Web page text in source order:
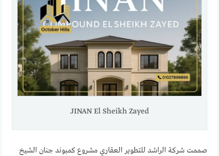
JINAN El Sheikh Zayed
صممت شركة الراشد للتطوير العقاري مشروع كمبوند جنان الشيخ